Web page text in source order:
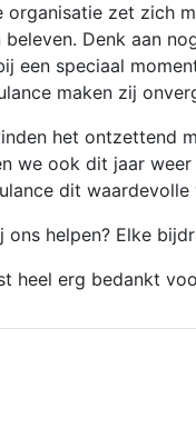
organisatie zet zich
beleven. Denk aan
een speciaal
maken zij
het ontzettend
we ook dit jaar
dit
ons helpen? Elke
heel erg bedankt